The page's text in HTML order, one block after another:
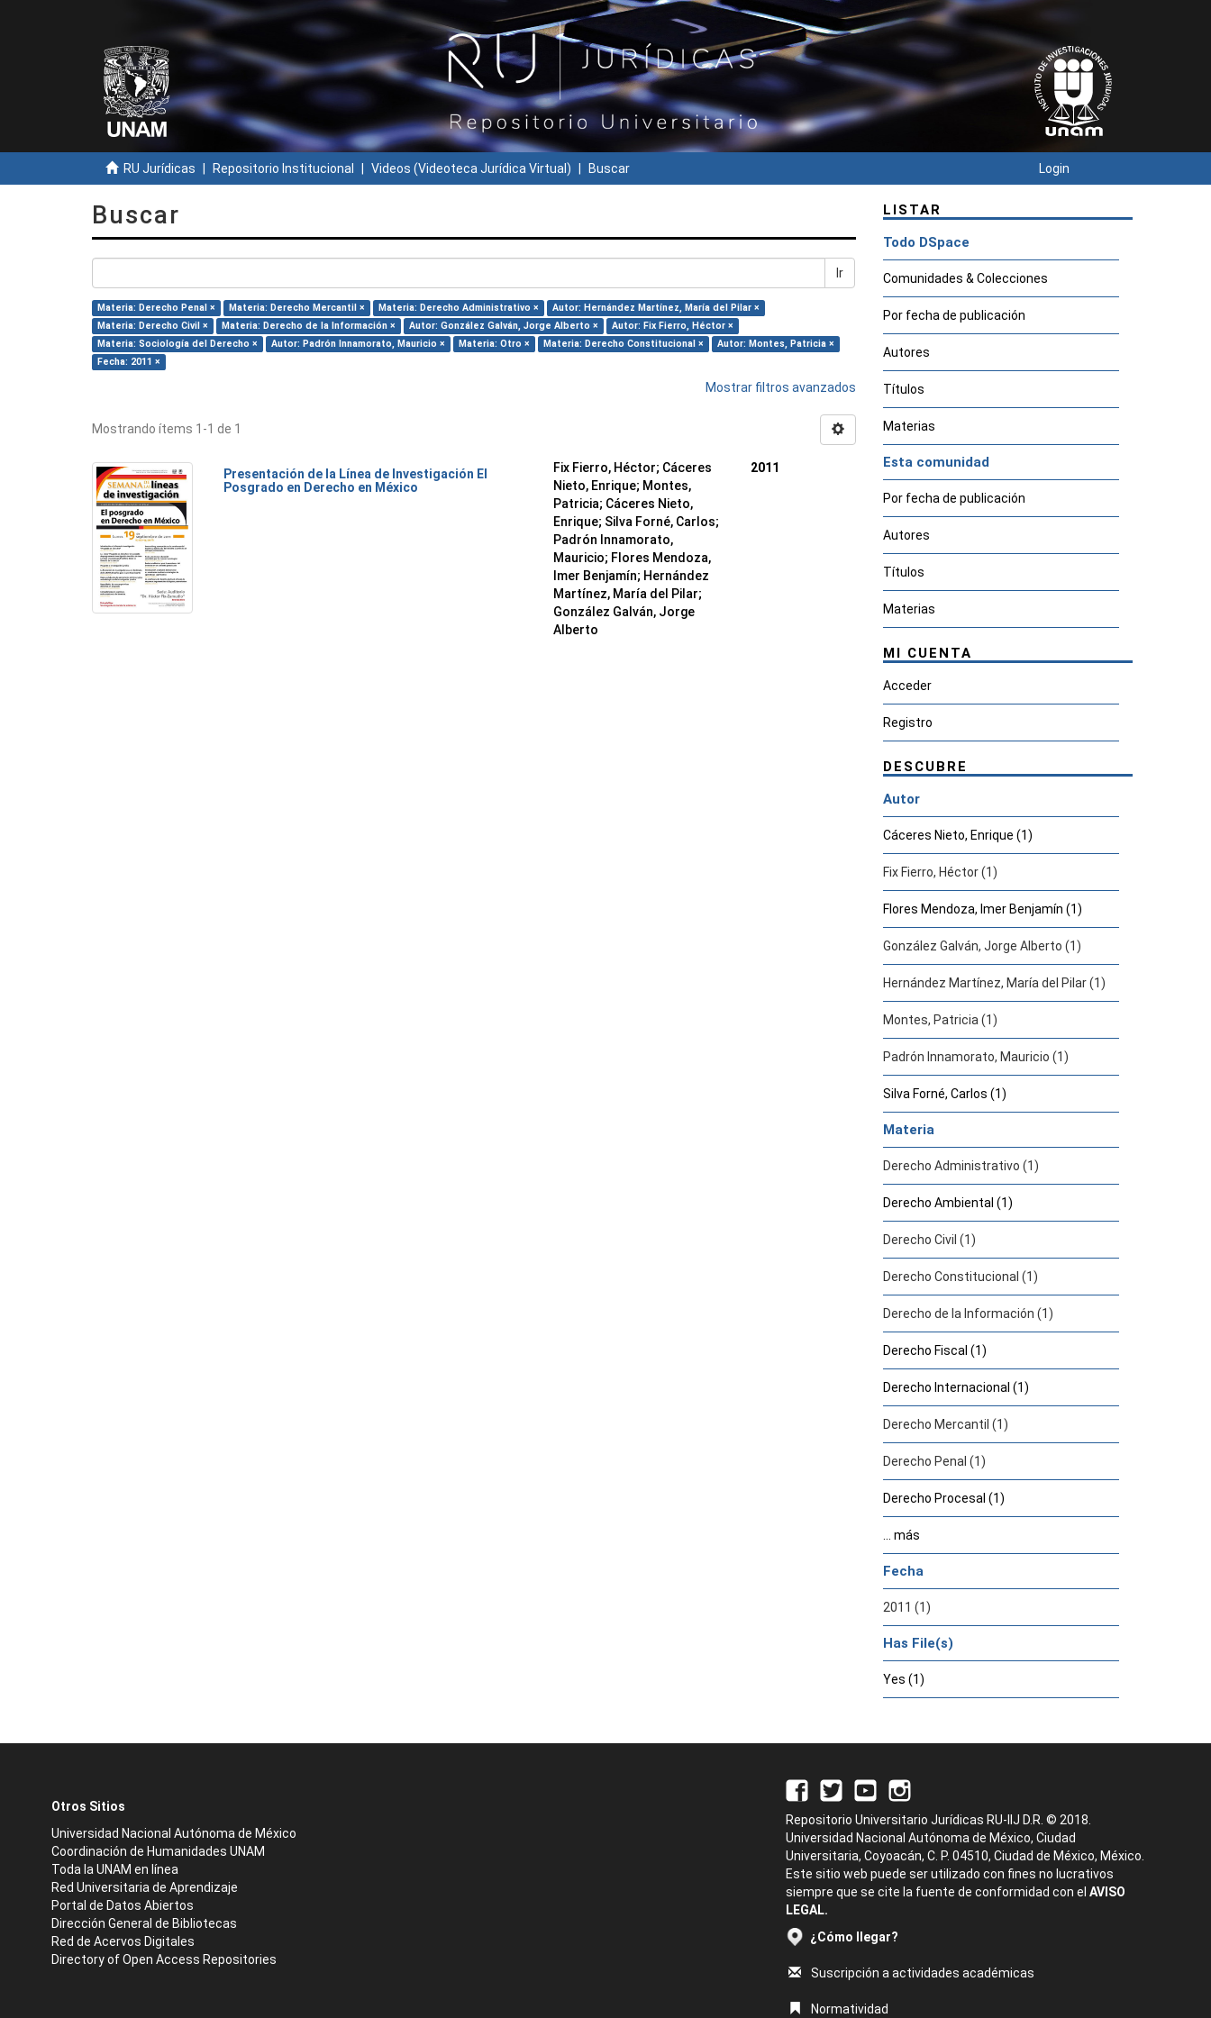
RU Jurídicas Repositorio Institucional Videos (Videoteca Jurídica Virtual) Buscar Login
Buscar
Ir
Materia: Derecho Penal × Materia: Derecho Mercantil × Materia: Derecho Administrativo ×
Autor: Hernández Martínez, María del Pilar ×
Materia: Derecho Civil ×
Materia: Derecho de la Información × Autor: González Galván, Jorge Alberto ×
Autor: Fix Fierro, Héctor ×
Materia: Sociología del Derecho ×
Autor: Padrón Innamorato, Mauricio × Materia: Otro × Materia: Derecho Constitucional ×
Autor: Montes, Patricia ×
Fecha: 2011 ×
Mostrar filtros avanzados
Mostrando ítems 1-1 de 1
Presentación de la Línea de Investigación El
Posgrado en Derecho en México
Fix Fierro, Héctor; Cáceres
Nieto, Enrique; Montes,
Patricia; Cáceres Nieto,
Enrique; Silva Forné, Carlos;
Padrón Innamorato,
Mauricio; Flores Mendoza,
Imer Benjamín; Hernández
Martínez, María del Pilar;
González Galván, Jorge
Alberto
2011
LISTAR
Todo DSpace
Comunidades & Colecciones
Por fecha de publicación
Autores
Títulos
Materias
Esta comunidad
Por fecha de publicación
Autores
Títulos
Materias
MI CUENTA
Acceder
Registro
DESCUBRE
Autor
Cáceres Nieto, Enrique (1)
Fix Fierro, Héctor (1)
Flores Mendoza, Imer Benjamín (1)
González Galván, Jorge Alberto (1)
Hernández Martínez, María del Pilar (1)
Montes, Patricia (1)
Padrón Innamorato, Mauricio (1)
Silva Forné, Carlos (1)
Materia
Derecho Administrativo (1)
Derecho Ambiental (1)
Derecho Civil (1)
Derecho Constitucional (1)
Derecho de la Información (1)
Derecho Fiscal (1)
Derecho Internacional (1)
Derecho Mercantil (1)
Derecho Penal (1)
Derecho Procesal (1)
... más
Fecha
2011 (1)
Has File(s)
Yes (1)
Otros Sitios
Universidad Nacional Autónoma de México
Coordinación de Humanidades UNAM
Toda la UNAM en línea
Red Universitaria de Aprendizaje
Portal de Datos Abiertos
Dirección General de Bibliotecas
Red de Acervos Digitales
Directory of Open Access Repositories
Repositorio Universitario Jurídicas RU-IIJ D.R. © 2018.
Universidad Nacional Autónoma de México, Ciudad
Universitaria, Coyoacán, C. P. 04510, Ciudad de México, México.
Este sitio web puede ser utilizado con fines no lucrativos
siempre que se cite la fuente de conformidad con el AVISO
LEGAL.
¿Cómo llegar?
Suscripción a actividades académicas
Normatividad